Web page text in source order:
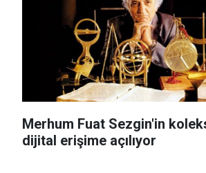
Merhum Fuat Sezgin'in
dijital erişime açılıyor